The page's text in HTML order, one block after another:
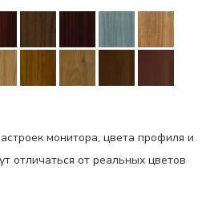
монитора, цвета профиля и
отличаться от реальных цветов